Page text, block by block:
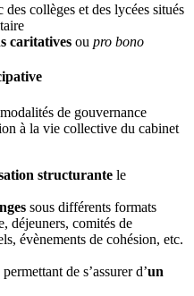
des collèges et des lycées situés
caritatives ou pro bono
de gouvernance
à la vie collective du cabinet
structurante le
sous différents formats
déjeuners, comités de
évènements de cohésion, etc.
de s’assurer d’un